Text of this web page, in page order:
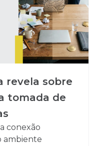
revela sobre
tomada de
conexão
ambiente